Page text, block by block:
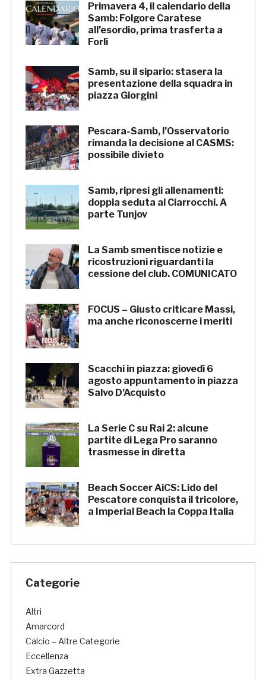
Primavera 4, il calendario della
Samb: Folgore Caratese
all’esordio, prima trasferta a
Forlì
Samb, su il sipario: stasera la
presentazione della squadra in
piazza Giorgini
Pescara-Samb, l’Osservatorio
rimanda la decisione al CASMS:
possibile divieto
Samb, ripresi gli allenamenti:
doppia seduta al Ciarrocchi. A
parte Tunjov
La Samb smentisce notizie e
ricostruzioni riguardanti la
cessione del club. COMUNICATO
FOCUS – Giusto criticare Massi,
ma anche riconoscerne i meriti
Scacchi in piazza: giovedì 6
agosto appuntamento in piazza
Salvo D’Acquisto
La Serie C su Rai 2: alcune
partite di Lega Pro saranno
trasmesse in diretta
Beach Soccer AiCS: Lido del
Pescatore conquista il tricolore,
a Imperial Beach la Coppa Italia
Categorie
Altri
Amarcord
Calcio – Altre Categorie
Eccellenza
Extra Gazzetta